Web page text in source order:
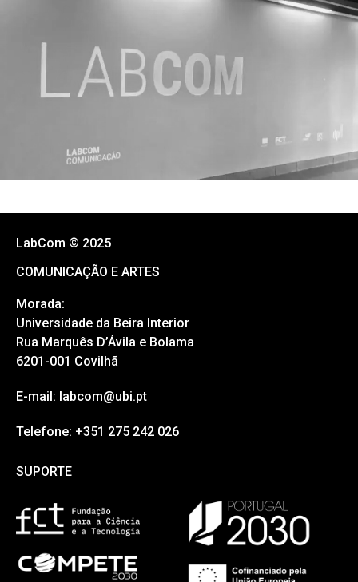
LabCom © 2025
COMUNICAÇÃO E ARTES
Morada:
Universidade da Beira Interior
Rua Marquês D’Ávila e Bolama
6201-001 Covilhã
E-mail: labcom@ubi.pt
Telefone: +351 275 242 026
SUPORTE